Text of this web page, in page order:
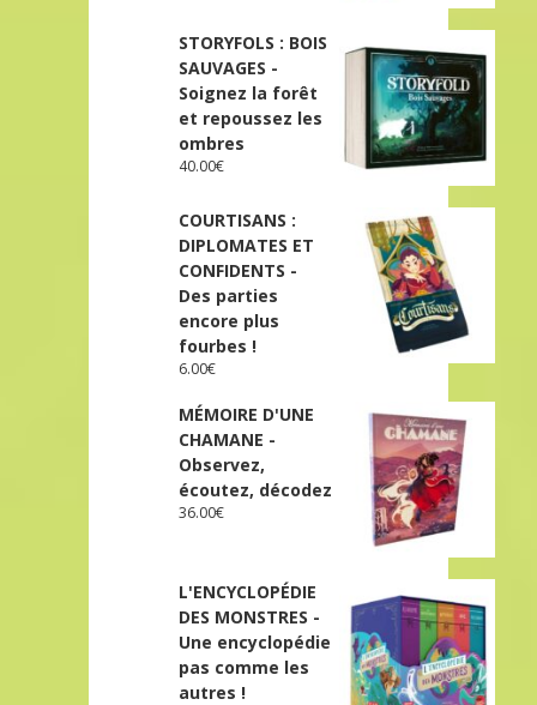
STORYFOLS : BOIS
SAUVAGES -
Soignez la forêt
et repoussez les
ombres
40.00€
COURTISANS :
DIPLOMATES ET
CONFIDENTS -
Des parties
encore plus
fourbes !
6.00€
MÉMOIRE D'UNE
CHAMANE -
Observez,
écoutez, décodez
36.00€
L'ENCYCLOPÉDIE
DES MONSTRES -
Une encyclopédie
pas comme les
autres !